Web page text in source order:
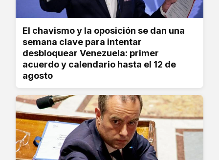
El chavismo y la oposición se dan una
semana clave para intentar
desbloquear Venezuela: primer
acuerdo y calendario hasta el 12 de
agosto